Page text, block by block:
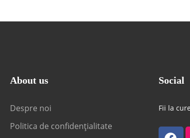
About us
Despre noi
Politica de confidențialitate
Social
Fii la